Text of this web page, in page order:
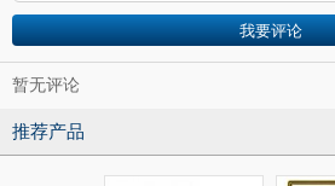
暂无评论
推荐产品